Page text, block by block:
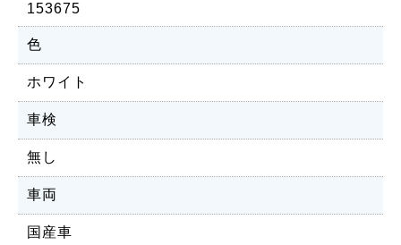
153675
色
ホワイト
車検
無し
車両
国産車